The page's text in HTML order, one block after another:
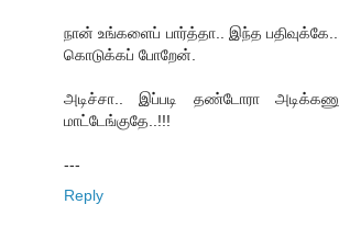
நான் உங்களைப் பார்த்தா.. இந்த பதிவுக்கே...
கொடுக்கப் போறேன்.
அடிச்சா.. இப்படி தண்டோரா
மாட்டேங்குதே..!!!
---
Reply